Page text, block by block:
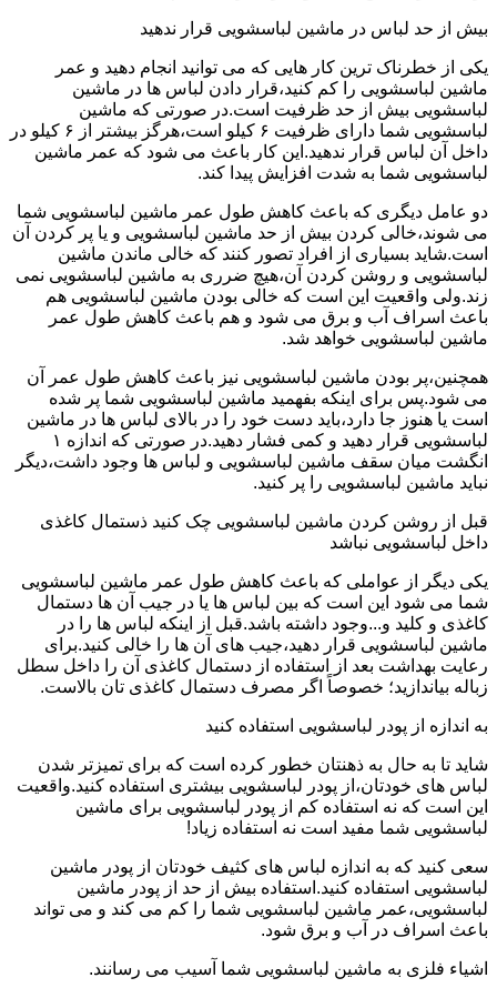
بیش از حد لباس در ماشین لباسشویی قرار ندهید
یکی از خطرناک ترین کار هایی که می توانید انجام دهید و عمر
ماشین لباسشویی را کم کنید،قرار دادن لباس ها در ماشین
لباسشویی بیش از حد ظرفیت است.در صورتی که ماشین
لباسشویی شما دارای ظرفیت ۶ کیلو است،هرگز بیشتر از ۶ کیلو در
داخل آن لباس قرار ندهید.این کار باعث می شود که عمر ماشین
لباسشویی شما به شدت افزایش پیدا کند.
دو عامل دیگری که باعث کاهش طول عمر ماشین لباسشویی شما
می شوند،خالی کردن بیش از حد ماشین لباسشویی و یا پر کردن آن
است.شاید بسیاری از افراد تصور کنند که خالی ماندن ماشین
لباسشویی و روشن کردن آن،هیچ ضرری به ماشین لباسشویی نمی
زند.ولی واقعیت این است که خالی بودن ماشین لباسشویی هم
باعث اسراف آب و برق می شود و هم باعث کاهش طول عمر
ماشین لباسشویی خواهد شد.
همچنین،پر بودن ماشین لباسشویی نیز باعث کاهش طول عمر آن
می شود.پس برای اینکه بفهمید ماشین لباسشویی شما پر شده
است یا هنوز جا دارد،باید دست خود را در بالای لباس ها در ماشین
لباسشویی قرار دهید و کمی فشار دهید.در صورتی که اندازه ۱
انگشت میان سقف ماشین لباسشویی و لباس ها وجود داشت،دیگر
نباید ماشین لباسشویی را پر کنید.
قبل از روشن کردن ماشین لباسشویی چک کنید ذستمال کاغذی
داخل لباسشویی نباشد
یکی دیگر از عواملی که باعث کاهش طول عمر ماشین لباسشویی
شما می شود این است که بین لباس ها یا در جیب آن ها دستمال
کاغذی و کلید و...وجود داشته باشد.قبل از اینکه لباس ها را در
ماشین لباسشویی قرار دهید،جیب های آن ها را خالی کنید.برای
رعایت بهداشت بعد از استفاده از دستمال کاغذی آن را داخل سطل
زباله بیاندازید؛ خصوصاً اگر مصرف دستمال کاغذی تان بالاست.
به اندازه از پودر لباسشویی استفاده کنید
شاید تا به حال به ذهنتان خطور کرده است که برای تمیزتر شدن
لباس های خودتان،از پودر لباسشویی بیشتری استفاده کنید.واقعیت
این است که نه استفاده کم از پودر لباسشویی برای ماشین
لباسشویی شما مفید است نه استفاده زیاد!
سعی کنید که به اندازه لباس های کثیف خودتان از پودر ماشین
لباسشویی استفاده کنید.استفاده بیش از حد از پودر ماشین
لباسشویی،عمر ماشین لباسشویی شما را کم می کند و می تواند
باعث اسراف در آب و برق شود.
اشیاء فلزی به ماشین لباسشویی شما آسیب می رسانند.